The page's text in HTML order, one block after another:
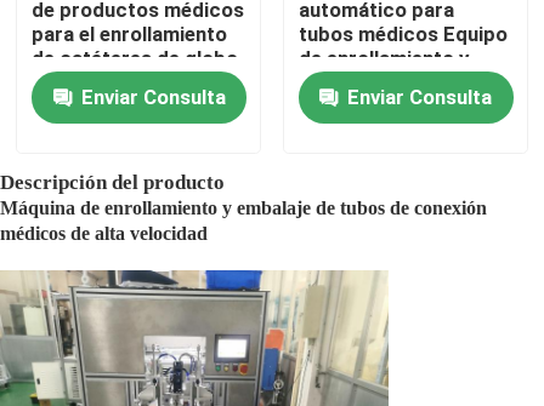
Bolso médico que hace la máquina
Máquina de la fabricación del bolso de la orina
Cajón plástico que hace la máquina
Máquina de la fabricación de la cánula
de productos médicos
para el enrollamiento
de catéteres de globo
de HDPE
Enviar Consulta
automático para
tubos médicos Equipo
de enrollamiento y
sellado automático de
cánulas nasales
Enviar Consulta
Descripción del producto
Máquina de enrollamiento y embalaje de tubos de conexión
médicos de alta velocidad